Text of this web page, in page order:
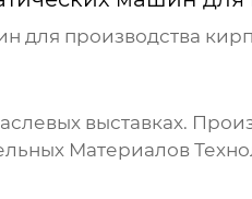
для производства
выставках.
Материалов